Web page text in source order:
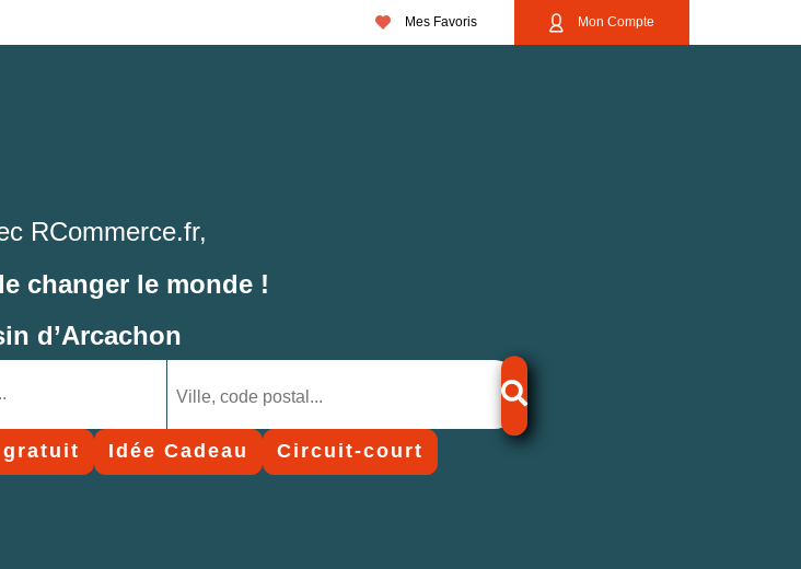
Mes Favoris Mon Compte
RCommerce.fr,
changer le monde !
d’Arcachon
gratuit Idée Cadeau Circuit-court